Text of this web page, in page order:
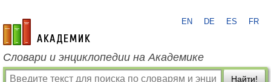
academic.ru
EN DE ES FR
Словари и энциклопедии на Академике
Найти!